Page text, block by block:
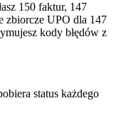
150 faktur, 147
zbiorcze UPO dla 147
kody błędów z
status każdego